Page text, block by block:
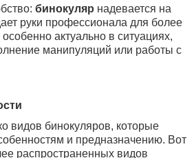
бинокуляр надевается на
руки профессионала для более
актуально в ситуациях,
манипуляций или работы с
видов бинокуляров, которые
и предназначению. Вот
распространенных видов